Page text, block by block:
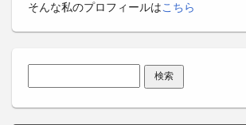
そんな私のプロフィールはこちら